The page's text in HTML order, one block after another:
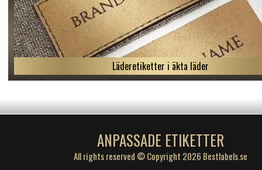
Läderetiketter i äkta läder
ANPASSADE ETIKETTER
All rights reserved © Copyright 2026 Bestlabels.se